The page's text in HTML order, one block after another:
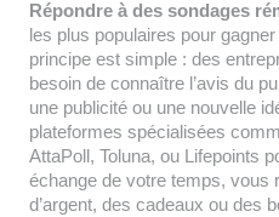
Répondre à des sondages
les plus populaires pour gagner
principe est simple : des
besoin de connaître l’avis du
une publicité ou une nouvelle
plateformes spécialisées
AttaPoll, Toluna, ou Lifepoints
échange de votre temps, vous
d’argent, des cadeaux ou des